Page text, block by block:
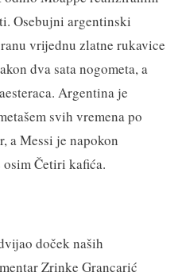
Osebujni argentinski
vrijednu zlatne rukavice
dva sata nogometa, a
Argentina je
svih vremena po
a Messi je napokon
Četiri kafića.
doček naših
Zrinke Grancarić